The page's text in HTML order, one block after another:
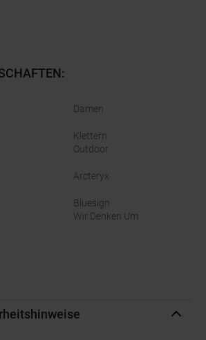
:
Damen
Klettern
Outdoor
Arcteryx
Bluesign
Wir Denken Um